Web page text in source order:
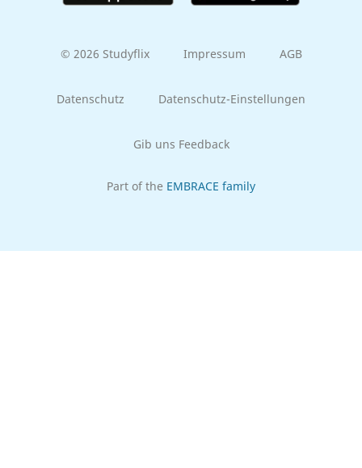
© 2026 Studyflix Impressum AGB
Datenschutz Datenschutz-Einstellungen
Gib uns Feedback
Part of the EMBRACE family